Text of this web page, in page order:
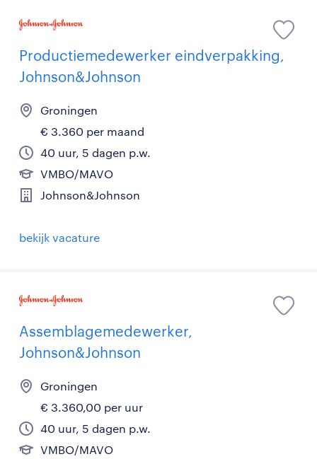
Productiemedewerker eindverpakking,
Johnson&Johnson
Groningen
€ 3.360 per maand
40 uur, 5 dagen p.w.
VMBO/MAVO
Johnson&Johnson
bekijk vacature
Assemblagemedewerker,
Johnson&Johnson
Groningen
€ 3.360,00 per uur
40 uur, 5 dagen p.w.
VMBO/MAVO